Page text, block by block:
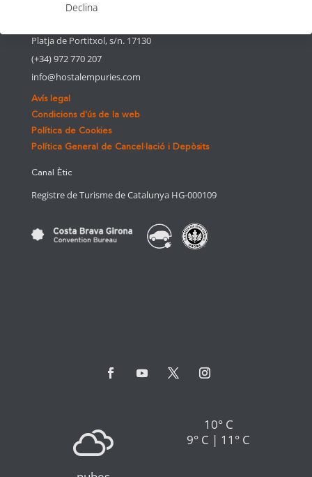
Platja de Portitxol, s/n. 17130
(+34) 972 770 207
info@hostalempuries.com
Avís legal
Condicions d'ús de la web
Política de Cookies
Política General de Cancel·lació i Depòsits
Canal Ètic
Registre de Turisme de Catalunya HG-000109
10° C
9° C | 11° C
Declina